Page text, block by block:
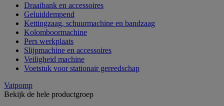
Draaibank en accessoires
Geluiddempend
Kettingzaag, schuurmachine en bandzaag
Kolomboormachine
Pers werkplaats
Slijpmachine en accessoires
Veiligheid machine
Voetstuk voor stationair gereedschap
Vatpomp
Bekijk de hele productgroep